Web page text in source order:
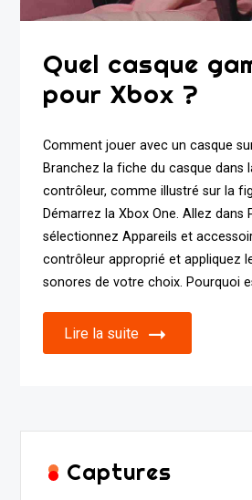
Quel casque
pour Xbox ?
Comment jouer avec un casque
Branchez la fiche du casque dans
contrôleur, comme illustré sur la
Démarrez la Xbox One. Allez dans
sélectionnez Appareils et
contrôleur approprié et appliquez
sonores de votre choix. Pourquoi
Lire la suite
Captures